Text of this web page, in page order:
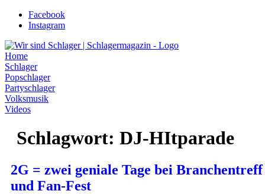
Zum
Inhalt
Facebook
Instagram
Home
Schlager
Popschlager
Partyschlager
Volksmusik
Videos
Schlagwort: DJ-HItparade
2G = zwei geniale Tage bei Branchentreff
und Fan-Fest